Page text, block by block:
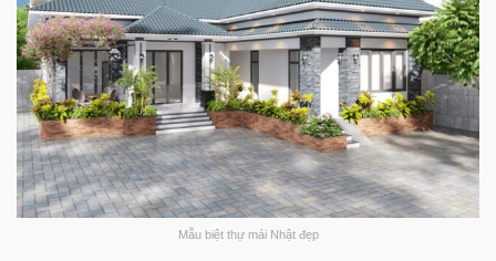
Mẫu biệt thự mái Nhật đẹp